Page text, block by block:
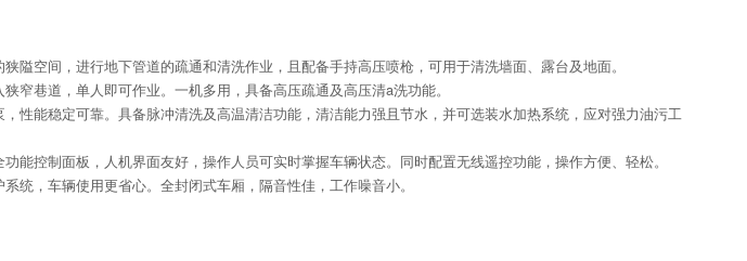
隘空间，进行地下管道的疏通和清洗作业，且配备手持高压喷枪，可用于清洗墙面、露台及地面。
窄巷道，单人即可作业。一机多用，具备高压疏通及高压清a洗功能。
性能稳定可靠。具备脉冲清洗及高温清洁功能，清洁能力强且节水，并可选装水加热系统，应对强力油污工
能控制面板，人机界面友好，操作人员可实时掌握车辆状态。同时配置无线遥控功能，操作方便、轻松。
统，车辆使用更省心。全封闭式车厢，隔音性佳，工作噪音小。